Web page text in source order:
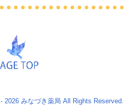
2026 みなづき薬局 All Rights Reserved.